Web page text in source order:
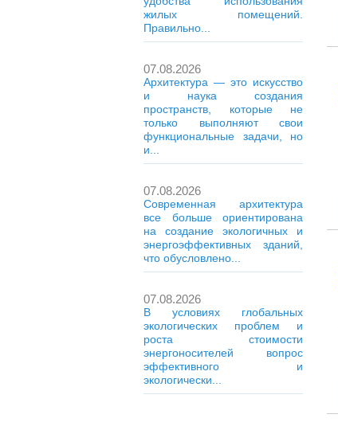
жилых помещений.
Правильно...
07.08.2026
Архитектура — это искусство
и наука создания
пространств, которые не
только выполняют свои
функциональные задачи, но
и...
07.08.2026
Современная архитектура
все больше ориентирована
на создание экологичных и
энергоэффективных зданий,
что обусловлено...
07.08.2026
В условиях глобальных
экологических проблем и
роста стоимости
энергоносителей вопрос
эффективного и
экологически...